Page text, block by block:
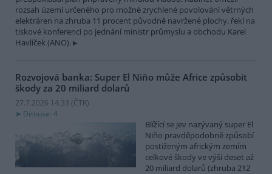
rozsah území určeného pro možné zrychlené povolování větrných
elektráren na zhruba 11 procent původně navržené plochy, řekl na
tiskové konferenci po jednání ministr průmyslu a obchodu Karel
Havlíček (ANO).
Rozvojová banka: Super El Niňo může Africe způsobit
škody za 20 miliard dolarů
27.7.2026 14:33 (ČTK)
Diskuse: 4
Blížící se jev nazývaný super El
Niňo pravděpodobně způsobí
postiženým africkým zemím
celkové škody ve výši deset až
20 miliard dolarů (zhruba 212